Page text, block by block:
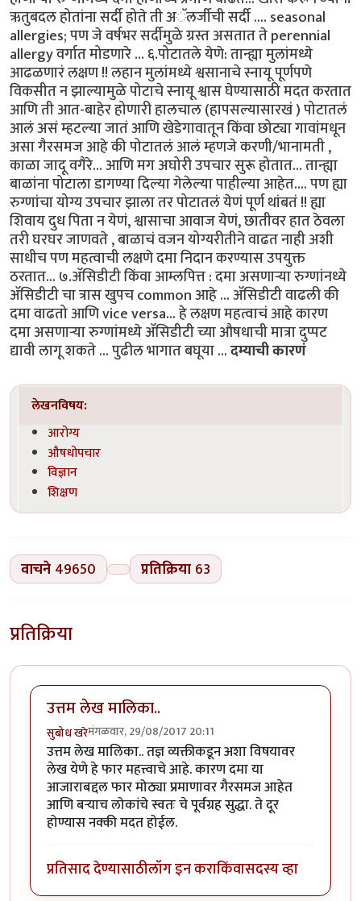
ऋतुबदल होतांना सर्दी होते ती अॅलर्जीची सर्दी .... seasonal
allergies; पण जे वर्षभर सर्दीमुळे ग्रस्त असतात ते perennial
allergy वर्गात मोडणारे ... ६.पोटातले येणे: तान्ह्या मुलांमध्ये
आढळणारं लक्षण !! लहान मुलांमध्ये श्वसानाचे स्नायू पूर्णपणे
विकसीत न झाल्यामुळे पोटाचे स्नायू श्वास घेण्यासाठी मदत करतात
आणि ती आत-बाहेर होणारी हालचाल (हापसल्यासारखं ) पोटातलं
आलं असं म्हटल्या जातं आणि खेडेगावातून किंवा छोट्या गावांमधून
असा गैरसमज आहे की पोटातलं आलं म्हणजे करणी/भानामती ,
काळा जादू वगैरे... आणि मग अघोरी उपचार सुरू होतात... तान्ह्या
बाळांना पोटाला डागण्या दिल्या गेलेल्या पाहील्या आहेत.... पण ह्या
रुग्णांचा योग्य उपचार झाला तर पोटातलं येणं पूर्ण थांबतं !! ह्या
शिवाय दुध पिता न येणं, श्वासाचा आवाज येणं, छातीवर हात ठेवला
तरी घरघर जाणवते , बाळाचं वजन योग्यरीतीने वाढत नाही अशी
साधीच पण महत्वाची लक्षणे दमा निदान करण्यास उपयुक्त
ठरतात... ७.ॲसिडीटी किंवा आम्लपित्त : दमा असणाऱ्या रुग्णांनध्ये
ॲसिडीटी चा त्रास खुपच common आहे ... ॲसिडीटी वाढली की
दमा वाढतो आणि vice versa... हे लक्षण महत्वाचं आहे कारण
दमा असणाऱ्या रुग्णांमध्ये ॲसिडीटी च्या औषधाची मात्रा दुप्पट
द्यावी लागू शकते ... पुढील भागात बघूया ...दम्याची कारणं
लेखनविषय:
आरोग्य
औषधोपचार
विज्ञान
शिक्षण
वाचने 49650 प्रतिक्रिया 63
प्रतिक्रिया
उत्तम लेख मालिका..
सुबोध खरेमंगळवार, 29/08/2017 20:11
उत्तम लेख मालिका.. तज्ञ व्यक्तीकडून अशा विषयावर
लेख येणे हे फार महत्त्वाचे आहे. कारण दमा या
आजाराबद्दल फार मोठ्या प्रमाणावर गैरसमज आहेत
आणि बऱ्याच लोकांचे स्वतः चे पूर्वग्रह सुद्धा. ते दूर
होण्यास नक्की मदत होईल.
प्रतिसाद देण्यासाठीलॉग इन कराकिंवासदस्य व्हा